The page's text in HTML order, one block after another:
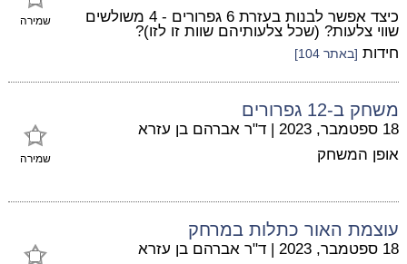
שמירה
כיצד אפשר לבנות בעזרת 6 גפרורים - 4 משולשים
שווי צלעות? (שכל צלעותיהם שוות זו לזו)?
חידות [באתר 104]
משחק ב-12 גפרורים
שמירה
18 ספטמבר, 2023 | ד"ר אברהם בן עזרא
אופן המשחק
עוצמת האור כתלות במרחק
18 ספטמבר, 2023 | ד"ר אברהם בן עזרא